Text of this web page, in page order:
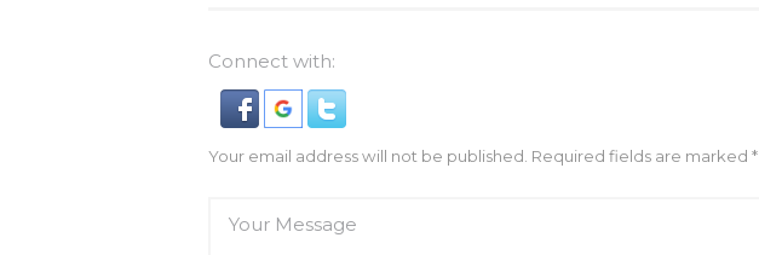
Connect with:
Your email address will not be published. Required fields are marked *